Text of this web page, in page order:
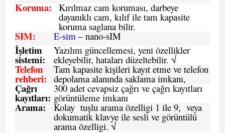
Koruma: Kırılmaz cam koruması, darbeye
dayanıklı cam, kılıf ile tam kapasite
koruma saglana bilir.
SIM: E-sim – nano-sIM
İşletim
sistemi:
Yazılım güncellemesi, yeni özellikler
ekleyebilir, hataları düzeltebilir. √
Telefon
rehberi:
Tam kapasite kişileri kayıt etme ve telefon
depolama alanında saklama imkanı,
Çağrı
kayıtları:
300 adet cevapsiz çağrı ve çağrı kayıtları
görüntüleme imkanı
Arama: Kolay tuşlu arama özelligi 1 ile 9, veya
dokumatik klavye ile sesli ve görüntülü
arama özelligi. √